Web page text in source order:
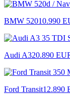
BMW 52010.990
Audi A320.890
Ford Transit12.890